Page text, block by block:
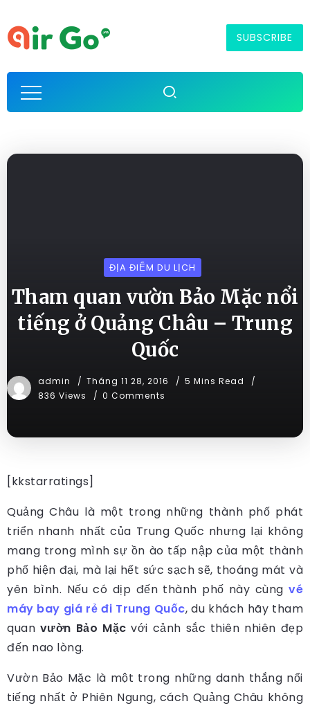
SUBSCRIBE
ĐỊA ĐIỂM DU LỊCH
Tham quan vườn Bảo Mặc nổi
tiếng ở Quảng Châu – Trung
Quốc
admin Tháng 11 28, 2016
5 Mins Read
836 Views
0 Comments
[kkstarratings]
Quảng Châu là một trong những thành phố phát
triển nhanh nhất của Trung Quốc nhưng lại không
mang trong mình sự ồn ào tấp nập của một thành
phố hiện đại, mà lại hết sức sạch sẽ, thoáng mát và
yên bình. Nếu có dịp đến thành phố này cùng vé
máy bay giá rẻ đi Trung Quốc, du khách hãy tham
quan vườn Bảo Mặc với cảnh sắc thiên nhiên đẹp
đến nao lòng.
Vườn Bảo Mặc là một trong những danh thắng nổi
tiếng nhất ở Phiên Ngung, cách Quảng Châu không